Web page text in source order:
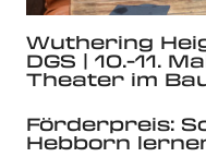
Wuthering
DGS | 10.-11.
Theater im
Förderpreis:
Hebborn